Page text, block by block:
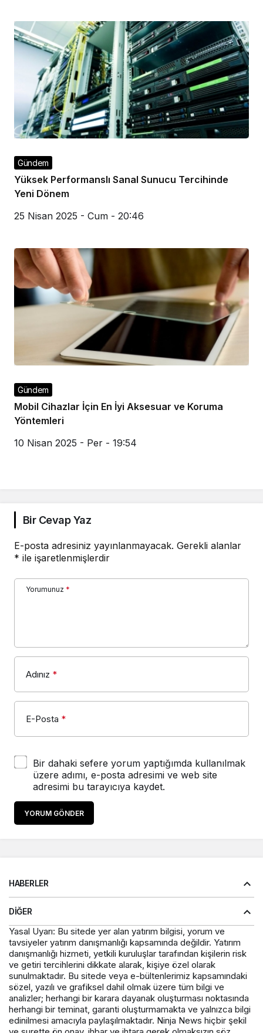
Gündem
Yüksek Performanslı Sanal Sunucu Tercihinde
Yeni Dönem
25 Nisan 2025 - Cum - 20:46
Gündem
Mobil Cihazlar İçin En İyi Aksesuar ve Koruma
Yöntemleri
10 Nisan 2025 - Per - 19:54
Bir Cevap Yaz
E-posta adresiniz yayınlanmayacak. Gerekli alanlar
* ile işaretlenmişlerdir
Yorumunuz *
Adınız *
E-Posta *
Bir dahaki sefere yorum yaptığımda kullanılmak
üzere adımı, e-posta adresimi ve web site
adresimi bu tarayıcıya kaydet.
YORUM GÖNDER
HABERLER
DIĞER
Yasal Uyarı: Bu sitede yer alan yatırım bilgisi, yorum ve
tavsiyeler yatırım danışmanlığı kapsamında değildir. Yatırım
danışmanlığı hizmeti, yetkili kuruluşlar tarafından kişilerin risk
ve getiri tercihlerini dikkate alarak, kişiye özel olarak
sunulmaktadır. Bu sitede veya e-bültenlerimiz kapsamındaki
sözel, yazılı ve grafiksel dahil olmak üzere tüm bilgi ve
analizler; herhangi bir karara dayanak oluşturması noktasında
herhangi bir teminat, garanti oluşturmamakta ve yalnızca bilgi
edinilmesi amacıyla paylaşılmaktadır. Ninja News hiçbir şekil